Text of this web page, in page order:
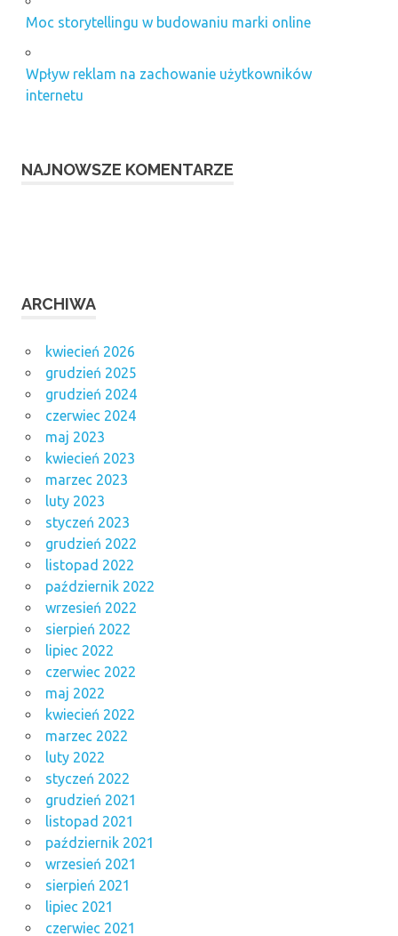
Moc storytellingu w budowaniu marki online
Wpływ reklam na zachowanie użytkowników
internetu
NAJNOWSZE KOMENTARZE
ARCHIWA
kwiecień 2026
grudzień 2025
grudzień 2024
czerwiec 2024
maj 2023
kwiecień 2023
marzec 2023
luty 2023
styczeń 2023
grudzień 2022
listopad 2022
październik 2022
wrzesień 2022
sierpień 2022
lipiec 2022
czerwiec 2022
maj 2022
kwiecień 2022
marzec 2022
luty 2022
styczeń 2022
grudzień 2021
listopad 2021
październik 2021
wrzesień 2021
sierpień 2021
lipiec 2021
czerwiec 2021